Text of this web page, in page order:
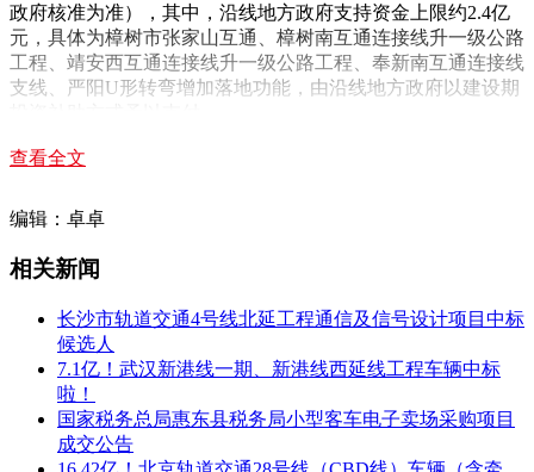
政府核准为准），其中，沿线地方政府支持资金上限约2.4亿
元，具体为樟树市张家山互通、樟树南互通连接线升一级公路
工程、靖安西互通连接线升一级公路工程、奉新南互通连接线
支线、
严阳U形转弯增加落地功能，由沿线地方政府以建设期
起于吉安市新干县大洋洲镇邓家陂村附近，途经吉安市、新干
县、峡江、吉水、永丰4县、吉安市青原区和赣州市兴国县，
终点在兴国县城岗镇接宁兴高速，路线全长172.927公里。项
目拟按设计速度100公里/小时 、路基宽为26米的 双向四车道高
速公路标准建设。估算总投资215.65亿元（项目建设规模及投
资估算金额以政府核准为准），其中，沿线地方政府支持资金
上限约1.3亿元，具体为新干东互通连接线升一级公路工程、
永丰西互通连接线升一级公路工程，由沿线地方政府以建设期
查看全文
编辑：卓卓
相关新闻
长沙市轨道交通4号线北延工程通信及信号设计项目中标
候选人
7.1亿！武汉新港线一期、新港线西延线工程车辆中标
啦！
国家税务总局惠东县税务局小型客车电子卖场采购项目
成交公告